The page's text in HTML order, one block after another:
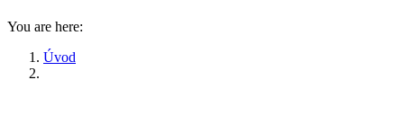
You are here:
Úvod